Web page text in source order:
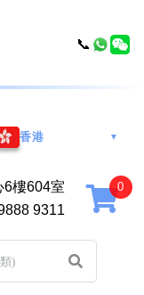
香港 ▼
6樓604室
9311
📞